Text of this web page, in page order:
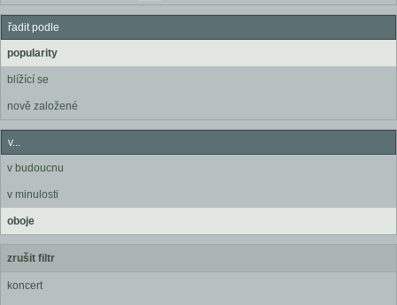
řadit podle
popularity
blížící se
nově založené
v...
v budoucnu
v minulosti
oboje
zrušit filtr
koncert